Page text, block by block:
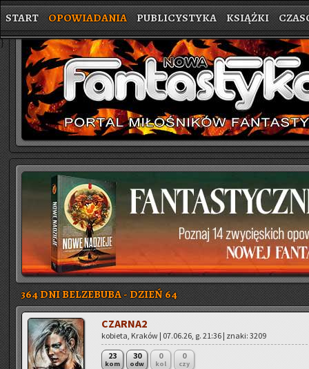
START OPOWIADANIA PUBLICYSTYKA KSIĄŻKI
}
364 DNI BELZEBUBA - DZIEŃ 64
CZAR­NA2
ko­bie­ta, Kra­ków | 07.06.26, g. 21:36 | znaki: 3209
23
kom
30
odw
0
kol
0
czy